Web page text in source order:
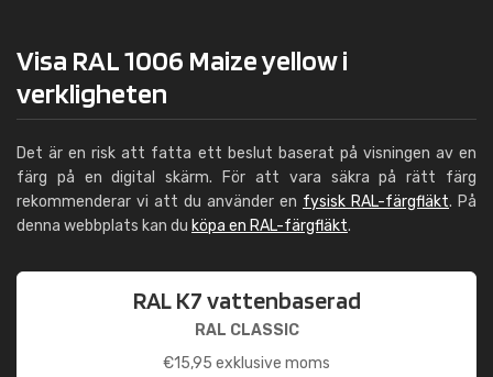
Visa RAL 1006 Maize yellow i
verkligheten
Det är en risk att fatta ett beslut baserat på visningen av en
färg på en digital skärm. För att vara säkra på rätt färg
rekommenderar vi att du använder en fysisk RAL-färgfläkt. På
denna webbplats kan du köpa en RAL-färgfläkt.
RAL K7 vattenbaserad
RAL CLASSIC
€15,95 exklusive moms